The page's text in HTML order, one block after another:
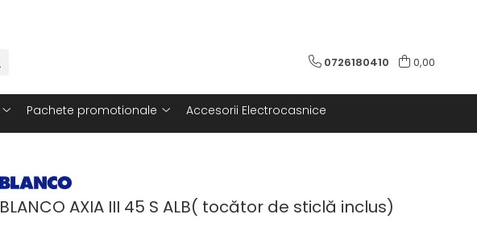
0726180410 0,00
Pachete promotionale Accesorii Electrocasnice
BLANCO AXIA III 45 S ALB( tocător de sticlă inclus)